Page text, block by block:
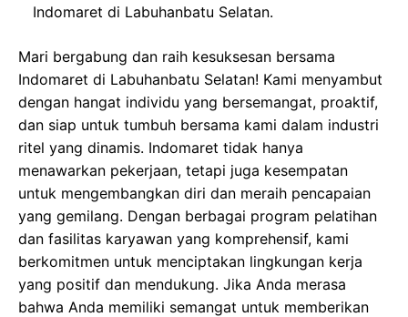
Indomaret di Labuhanbatu Selatan.
Mari bergabung dan raih kesuksesan bersama
Indomaret di Labuhanbatu Selatan! Kami menyambut
dengan hangat individu yang bersemangat, proaktif,
dan siap untuk tumbuh bersama kami dalam industri
ritel yang dinamis. Indomaret tidak hanya
menawarkan pekerjaan, tetapi juga kesempatan
untuk mengembangkan diri dan meraih pencapaian
yang gemilang. Dengan berbagai program pelatihan
dan fasilitas karyawan yang komprehensif, kami
berkomitmen untuk menciptakan lingkungan kerja
yang positif dan mendukung. Jika Anda merasa
bahwa Anda memiliki semangat untuk memberikan